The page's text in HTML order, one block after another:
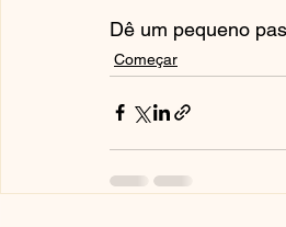
Dê um pequeno
Começar